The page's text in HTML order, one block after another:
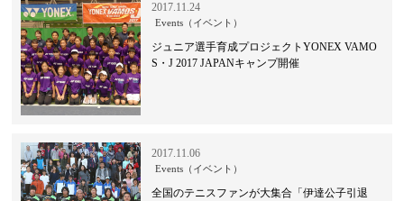
2017.11.24
Events（イベント）
ジュニア選手育成プロジェクトYONEX VAMO
S・J 2017 JAPANキャンプ開催
2017.11.06
Events（イベント）
全国のテニスファンが大集合「伊達公子引退